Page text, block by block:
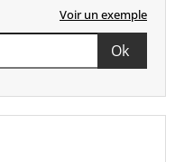
Voir un exemple